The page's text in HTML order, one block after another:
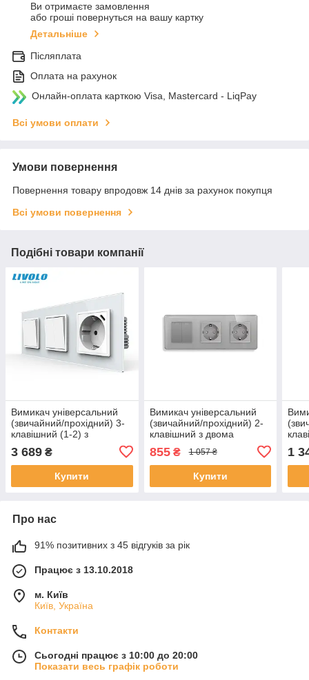
Ви отримаєте замовлення
або гроші повернуться на вашу картку
Детальніше
Післяплата
Оплата на рахунок
Онлайн-оплата карткою Visa, Mastercard - LiqPay
Всі умови оплати
Умови повернення
Повернення товару впродовж 14 днів за рахунок покупця
Всі умови повернення
Подібні товари компанії
Вимикач універсальний
(звичайний/прохідний) 3-
клавішний (1-2) з
розеткою з USB Type-C 18
Вт, заземлення, LIVOLO
білий скло
3 689 ₴
Купити
Вимикач універсальний
(звичайний/прохідний) 2-
клавішний з двома
скло, 16А 230В, із
заземленням, захисні
855₴ 1 057 ₴
Купити
1
Про нас
91% позитивних з 45 відгуків за рік
Працює з 13.10.2018
м. Київ
Київ, Україна
Контакти
Сьогодні працює з 10:00 до 20:00
Показати весь графік роботи